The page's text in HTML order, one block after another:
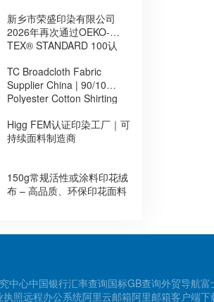
新乡市荣盛印染有限公司
2026年再次通过OEKO-
TEX® STANDARD 100认
制造能力
TC Broadcloth Fabric
Supplier China | 90/10
Polyester Cotton Shirting
Higg FEM认证印染工厂｜可
持续面料制造商
150g常规活性或涂料印花绒
布 – 高品质、环保印花面料
中心中国银行汇率查询国标GB查询外贸导航富
执照远程办公系统阿里云邮箱阿里邮箱客户端下